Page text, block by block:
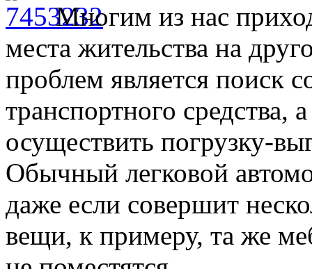
Многим из нас
места жительства на
проблем является поиск
транспортного средства,
осуществить погрузку-
Обычный легковой
даже если совершит
вещи, к примеру, та же